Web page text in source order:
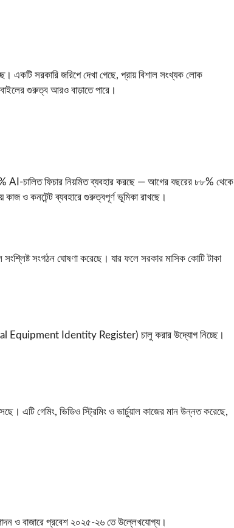
একটি সরকারি জরিপে দেখা গেছে, প্রায় বিশাল সংখ্যক লোক
গুরুত্ব আরও বাড়াতে পারে।
AI‑চালিত ফিচার নিয়মিত ব্যবহার করছে — আগের বছরের ৮৮% থেকে
ও কনটেন্ট ব্যবহারে গুরুত্বপূর্ণ ভূমিকা রাখছে।
সংগঠন ঘোষণা করেছে। যার ফলে সরকার মাসিক কোটি টাকা
Equipment Identity Register) চালু করার উদ্যোগ নিচ্ছে।
এটি গেমিং, ভিডিও স্ট্রিমিং ও ভার্চুয়াল কাজের মান উন্নত করেছে,
ও বাজারে প্রবেশ ২০২৫‑২৬ তে উল্লেখযোগ্য।